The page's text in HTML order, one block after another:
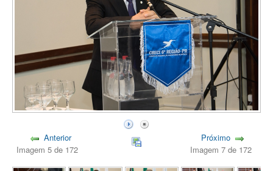
Anterior
Imagem 5 de 172
Próximo
Imagem 7 de 172